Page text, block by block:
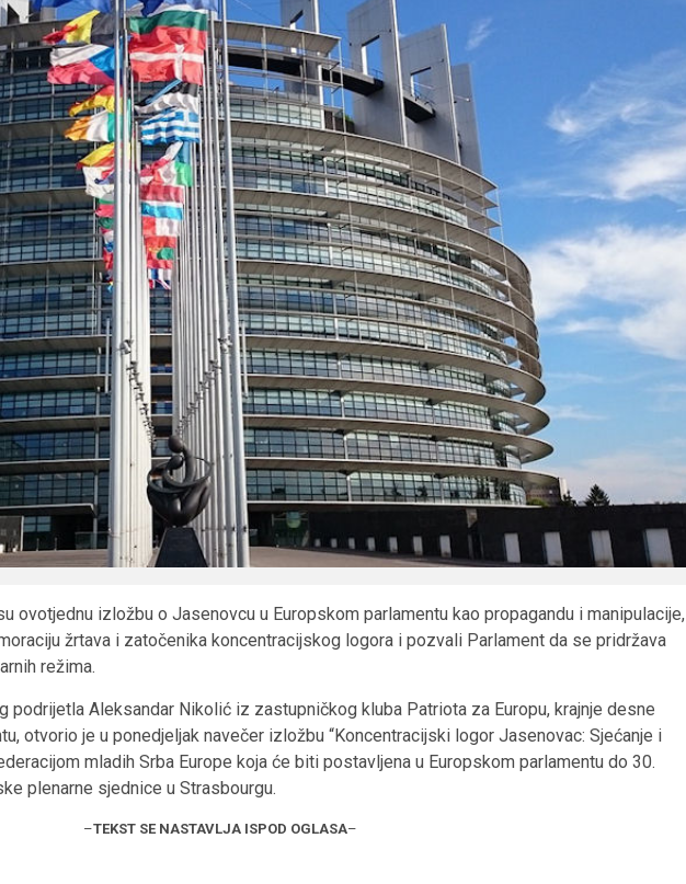
ovotjednu izložbu o Jasenovcu u Europskom parlamentu kao propagandu i manipulacije,
žrtava i zatočenika koncentracijskog logora i pozvali Parlament da se pridržava
režima.
podrijetla Aleksandar Nikolić iz zastupničkog kluba Patriota za Europu, krajnje desne
otvorio je u ponedjeljak navečer izložbu “Koncentracijski logor Jasenovac: Sjećanje i
mladih Srba Europe koja će biti postavljena u Europskom parlamentu do 30.
plenarne sjednice u Strasbourgu.
–TEKST SE NASTAVLJA ISPOD OGLASA–